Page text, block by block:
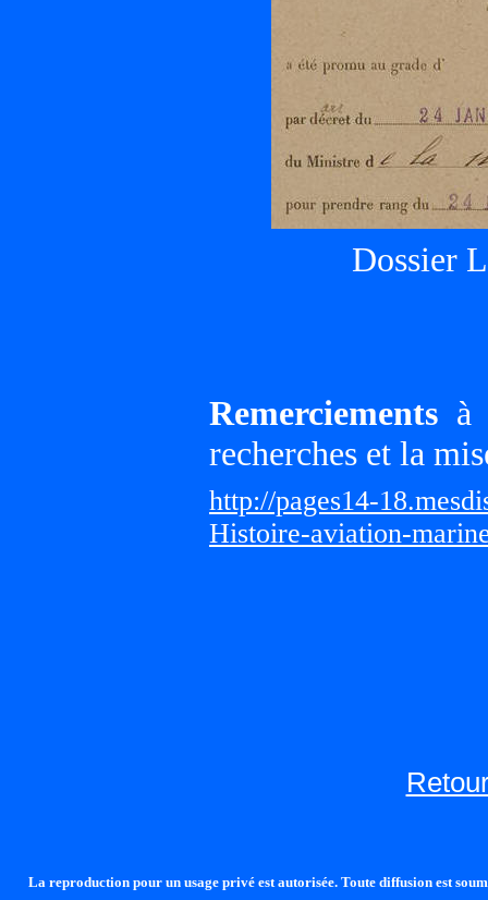
Dossier
Remerciements à
recherches et la
http://pages14-
Histoire-aviation-
La reproduction pour un usage privé est autorisée. Toute diffusion est